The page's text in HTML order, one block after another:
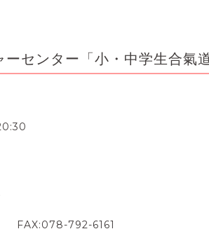
センター「小・中学生合氣道
792-6161